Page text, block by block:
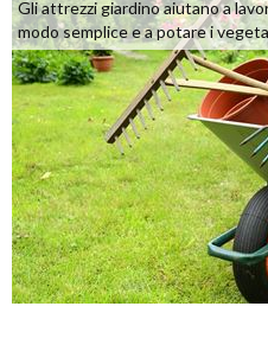
Gli attrezzi giardino aiutano a
modo semplice e a potare i